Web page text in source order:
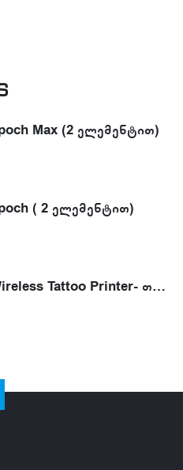
Max (2 ელემენტით)
( 2 ელემენტით)
Ambition Wireless Tattoo Printer- თერმული პრინტერი